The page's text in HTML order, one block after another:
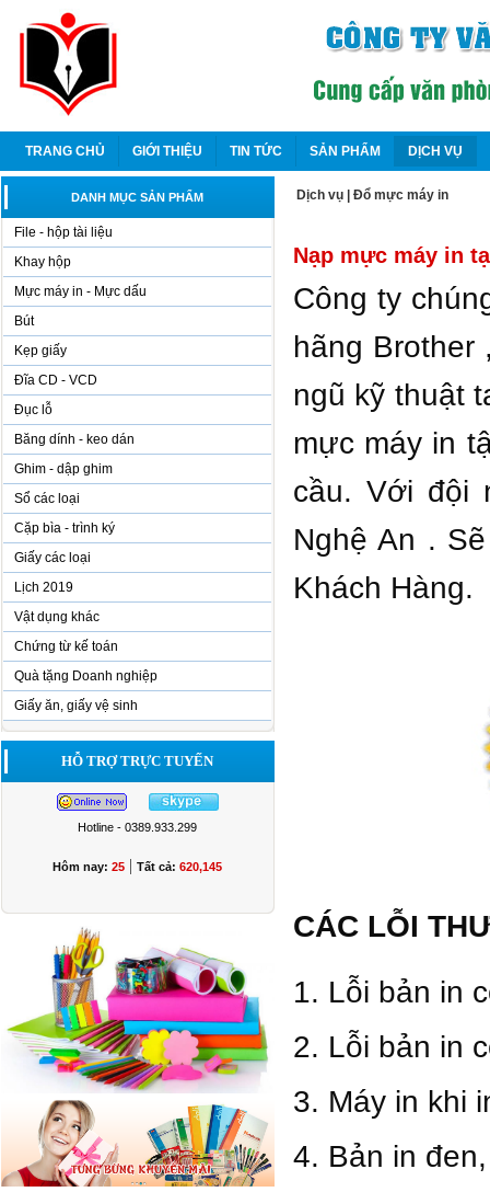
TRANG CHỦ GIỚI THIỆU TIN TỨC SẢN PHẨM DỊCH VỤ
DANH MỤC SẢN PHẨM
File - hộp tài liệu
Khay hộp
Mực máy in - Mực dấu
Bút
Kẹp giấy
Đĩa CD - VCD
Đục lỗ
Băng dính - keo dán
Ghim - dập ghim
Sổ các loại
Cặp bìa - trình ký
Giấy các loại
Lịch 2019
Vật dụng khác
Chứng từ kế toán
Quà tặng Doanh nghiệp
Giấy ăn, giấy vệ sinh
HỖ TRỢ TRỰC TUYẾN
Hotline - 0389.933.299
Hôm nay: 25 | Tất cả: 620,145
Dịch vụ Đổ mực máy in
Nạp mực máy in
Công ty
hãng
ngũ kỹ thuật
mực máy in
cầu. Với đội
Nghệ An .
Khách Hàng.
CÁC LỖI
1. Lỗi bản in
2. Lỗi bản in
3. Máy in khi
4. Bản in